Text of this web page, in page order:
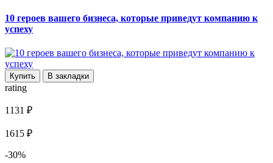
10 героев вашего бизнеса, которые приведут компанию к
успеху
Купить В закладки
rating
1131 ₽
1615 ₽
-30%